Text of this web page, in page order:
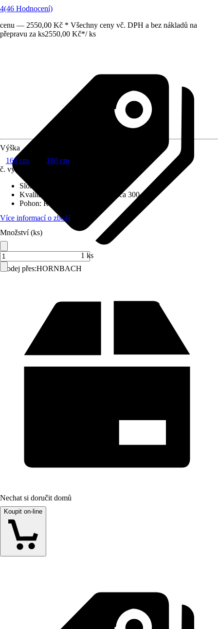
4(46 Hodnocení)
cenu — 2550,00 Kč * Všechny ceny vč. DPH a bez nákladů na
přepravu za ks2550,00 Kč*/ ks
Prodej přes:HORNBACH
Výška
160 cm
180 cm
č. výrobku
Složení materiálu
Kvalita látky
Barveno tryskou cca 300 g/m²
Pohon: Ruční klika
Více informací o zboží
Množství (ks)
1 ks
Nechat si doručit domů
Koupit on-line